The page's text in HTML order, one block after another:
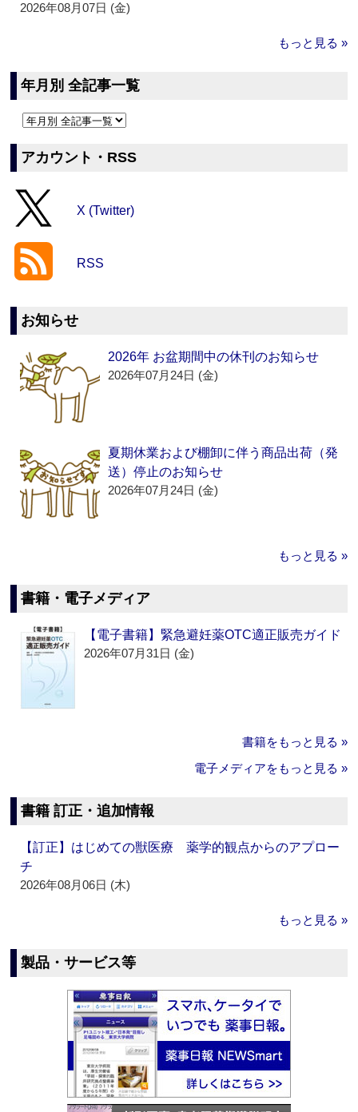
2026年08月07日 (金)
もっと見る »
年月別 全記事一覧
アカウント・RSS
X (Twitter)
RSS
お知らせ
2026年 お盆期間中の休刊のお知らせ
2026年07月24日 (金)
夏期休業および棚卸に伴う商品出荷（発
送）停止のお知らせ
2026年07月24日 (金)
もっと見る »
書籍・電子メディア
【電子書籍】緊急避妊薬OTC適正販売ガイド
2026年07月31日 (金)
書籍をもっと見る »
電子メディアをもっと見る »
書籍 訂正・追加情報
【訂正】はじめての獣医療 薬学的観点からのアプロー
チ
2026年08月06日 (木)
もっと見る »
製品・サービス等